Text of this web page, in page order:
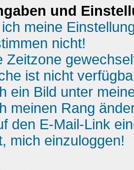
und
meine
nicht!
Zeitzone
ist nicht
ein Bild unter
meinen Rang
den E-Mail-Link
mich einzuloggen!